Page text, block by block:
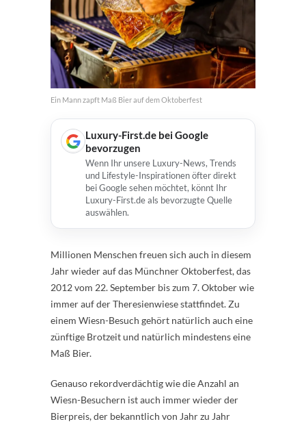
Ein Mann zapft Maß Bier auf dem Oktoberfest
Luxury-First.de bei Google
bevorzugen
Wenn Ihr unsere Luxury-News, Trends
und Lifestyle-Inspirationen öfter direkt
bei Google sehen möchtet, könnt Ihr
Luxury-First.de als bevorzugte Quelle
auswählen.
Millionen Menschen freuen sich auch in diesem
Jahr wieder auf das Münchner Oktoberfest, das
2012 vom 22. September bis zum 7. Oktober wie
immer auf der Theresienwiese stattfindet. Zu
einem Wiesn-Besuch gehört natürlich auch eine
zünftige Brotzeit und natürlich mindestens eine
Maß Bier.
Genauso rekordverdächtig wie die Anzahl an
Wiesn-Besuchern ist auch immer wieder der
Bierpreis, der bekanntlich von Jahr zu Jahr